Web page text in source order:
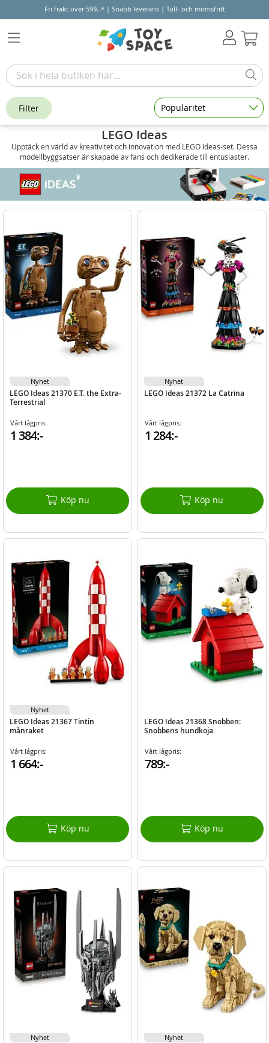
Fri frakt över 599,-* | Snabb leverans | Tull- och momsfritt
LEGO Ideas
Upptäck en värld av kreativitet och innovation med LEGO Ideas-set. Dessa
modellbyggsatser är skapade av fans och dedikerade till entusiaster.
LEGO Ideas 21370 E.T. the Extra-
Terrestrial
Vårt lågpris:
1 384:-
Köp nu
Nyhet
LEGO Ideas 21372 La Catrina
Vårt lågpris:
1 284:-
Köp nu
Nyhet
LEGO Ideas 21367 Tintin
månraket
Vårt lågpris:
1 664:-
Köp nu
Nyhet
LEGO Ideas 21368 Snobben:
Snobbens hundkoja
Vårt lågpris:
789:-
Köp nu
Nyhet Nyhet
Filter Popularitet